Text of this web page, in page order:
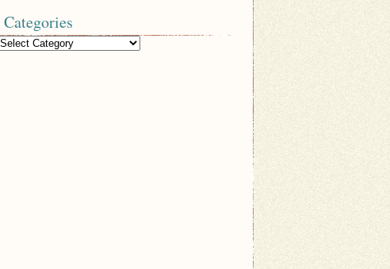
Categories
Categories